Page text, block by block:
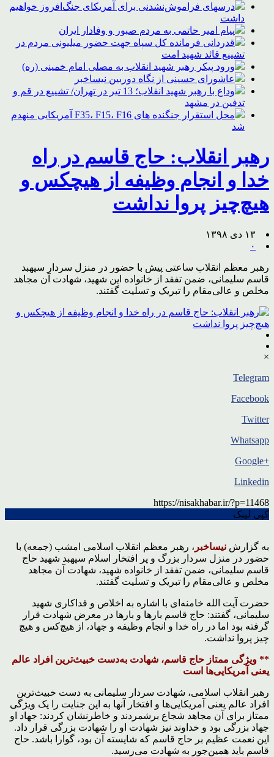
درسهای فراموش‌نشدنی برای آمریکای جنگ‌افروز خواهیم
داشت
پیام امیر حاتمی به مردم صبور و وفادار ایران
قدردانی فرمانده کل سپاه جهت حضور میلیونی مردم در
تشییع قائد شهید امت
ورود پیکر رهبر شهید انقلاب به مصلی امام خمینی (ره)
عاشورای حسینی از نگاه دوربین نیساخبر
وداع با رهبر شهید انقلاب؛ 13 تیر در تهران/ تشییع در قم و
تدفین در مشهد
محل استقرار جنگنده های F35، F15، F16 آمریکایی منهدم
شد
رهبر انقلاب: حاج قاسم در راه
خدا و انجام وظیفه از هیچکس و
هیچ‌چیز پروا نداشت
۱۳ دی ۱۳۹۸
۰
رهبر معظم انقلاب ساعتی پیش با حضور در منزل سردار سپهبد
قاسم سلیمانی، ضمن تفقد از خانواده این شهید، شهادت آن مجاهد
مخلص و عالی‌مقام را تبریک و تسلیت گفتند.
×
Telegram
Facebook
Twitter
Whatsapp
+Google
Linkedin
https://nisakhabar.ir/?p=11468
کپی لینک
به گزارش نیساخبر ، رهبر معظم انقلاب اسلامی امشب (جمعه) با
حضور در منزل سردار بزرگ و پر افتخار اسلام سپهبد شهید حاج
قاسم سلیمانی، ضمن تفقد از خانواده شهید، شهادت آن مجاهد
مخلص و عالی‌مقام را تبریک و تسلیت گفتند.
حضرت آیت الله خامنه‌ای با اشاره به اخلاص و فداکاری شهید
سلیمانی، گفتند: حاج قاسم بارها و بارها در معرض شهادت قرار
گرفته بود اما در راه خدا و انجام وظیفه و جهاد، از هیچ‌کس و هیچ
چیز پروا نداشت.
** ویژگی ممتاز حاج قاسم، شهادت به‌دست خبیث‌ترین افراد عالم
یعنی آمریکایی‌ها است
رهبر انقلاب اسلامی، شهادت سردار سلیمانی به دست خبیث‌ترین
افراد عالم یعنی آمریکایی‌ها و افتخار آنها به این جنایت را یک ویژگی
ممتاز برای آن مجاهد شجاع برشمردند و خاطرنشان کردند: جهاد او
جهاد بزرگی بود و خداوند نیز شهادت او را شهادت بزرگی قرار داد.
این نعمت عظیم بر حاج قاسم که شایسته آن بود، گوارا باشد. حاج
قاسم باید همین‌جور به شهادت می‌رسید.